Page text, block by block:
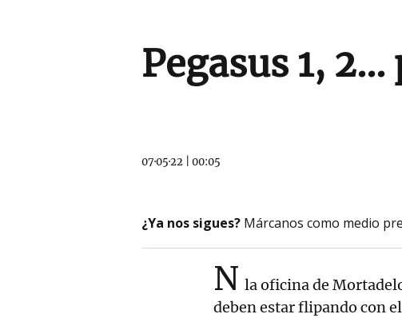
Pegasus 1,
07·05·22 00:05
¿Ya nos sigues? Márcanos como medio
N la oficina de
deben estar flipando con